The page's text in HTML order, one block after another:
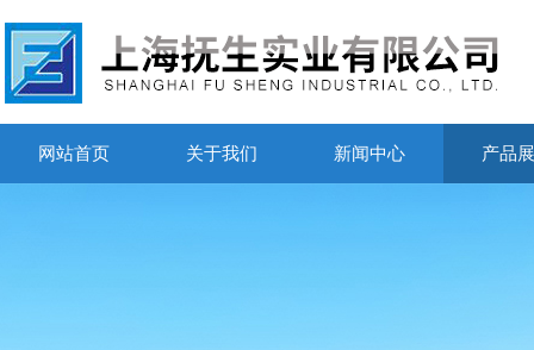
网站首页 关于我们 新闻中心 产品